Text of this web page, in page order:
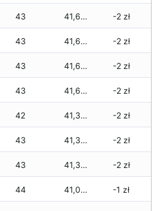
43 41,670 zł -2 zł
43 41,670 zł -2 zł
43 41,670 zł -2 zł
43 41,620 zł -2 zł
42 41,320 zł -2 zł
43 41,300 zł -2 zł
43 41,300 zł -2 zł
44 41,050 zł -1 zł